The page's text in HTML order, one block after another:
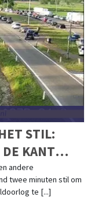
STIL:
KANT
andere
twee minuten stil om
te [...]